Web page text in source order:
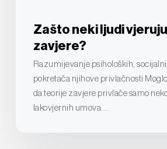
Zašto neki ljudi
zavjere?
Razumijevanje psiholoških,
pokretača njihove privlačnosti
da teorije zavjere privlače samo
lakovjernih umova.…